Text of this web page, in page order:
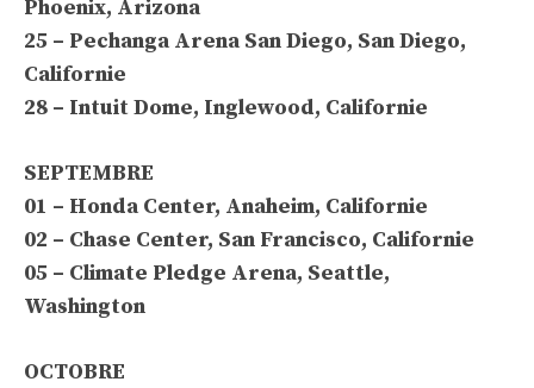
Phoenix, Arizona
25 – Pechanga Arena San Diego, San Diego,
Californie
28 – Intuit Dome, Inglewood, Californie
SEPTEMBRE
01 – Honda Center, Anaheim, Californie
02 – Chase Center, San Francisco, Californie
05 – Climate Pledge Arena, Seattle,
Washington
OCTOBRE